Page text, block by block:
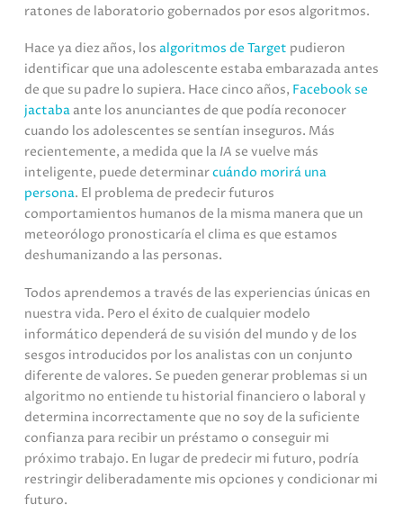
ratones de laboratorio gobernados por esos algoritmos.
Hace ya diez años, los algoritmos de Target pudieron
identificar que una adolescente estaba embarazada antes
de que su padre lo supiera. Hace cinco años, Facebook se
jactaba ante los anunciantes de que podía reconocer
cuando los adolescentes se sentían inseguros. Más
recientemente, a medida que la IA se vuelve más
inteligente, puede determinarcuándo morirá una
persona. El problema de predecir futuros
comportamientos humanos de la misma manera que un
meteorólogo pronosticaría el clima es que estamos
deshumanizando a las personas.
Todos aprendemos a través de las experiencias únicas en
nuestra vida. Pero el éxito de cualquier modelo
informático dependerá de su visión del mundo y de los
sesgos introducidos por los analistas con un conjunto
diferente de valores. Se pueden generar problemas si un
algoritmo no entiende tu historial financiero o laboral y
determina incorrectamente que no soy de la suficiente
confianza para recibir un préstamo o conseguir mi
próximo trabajo. En lugar de predecir mi futuro, podría
restringir deliberadamente mis opciones y condicionar mi
futuro.